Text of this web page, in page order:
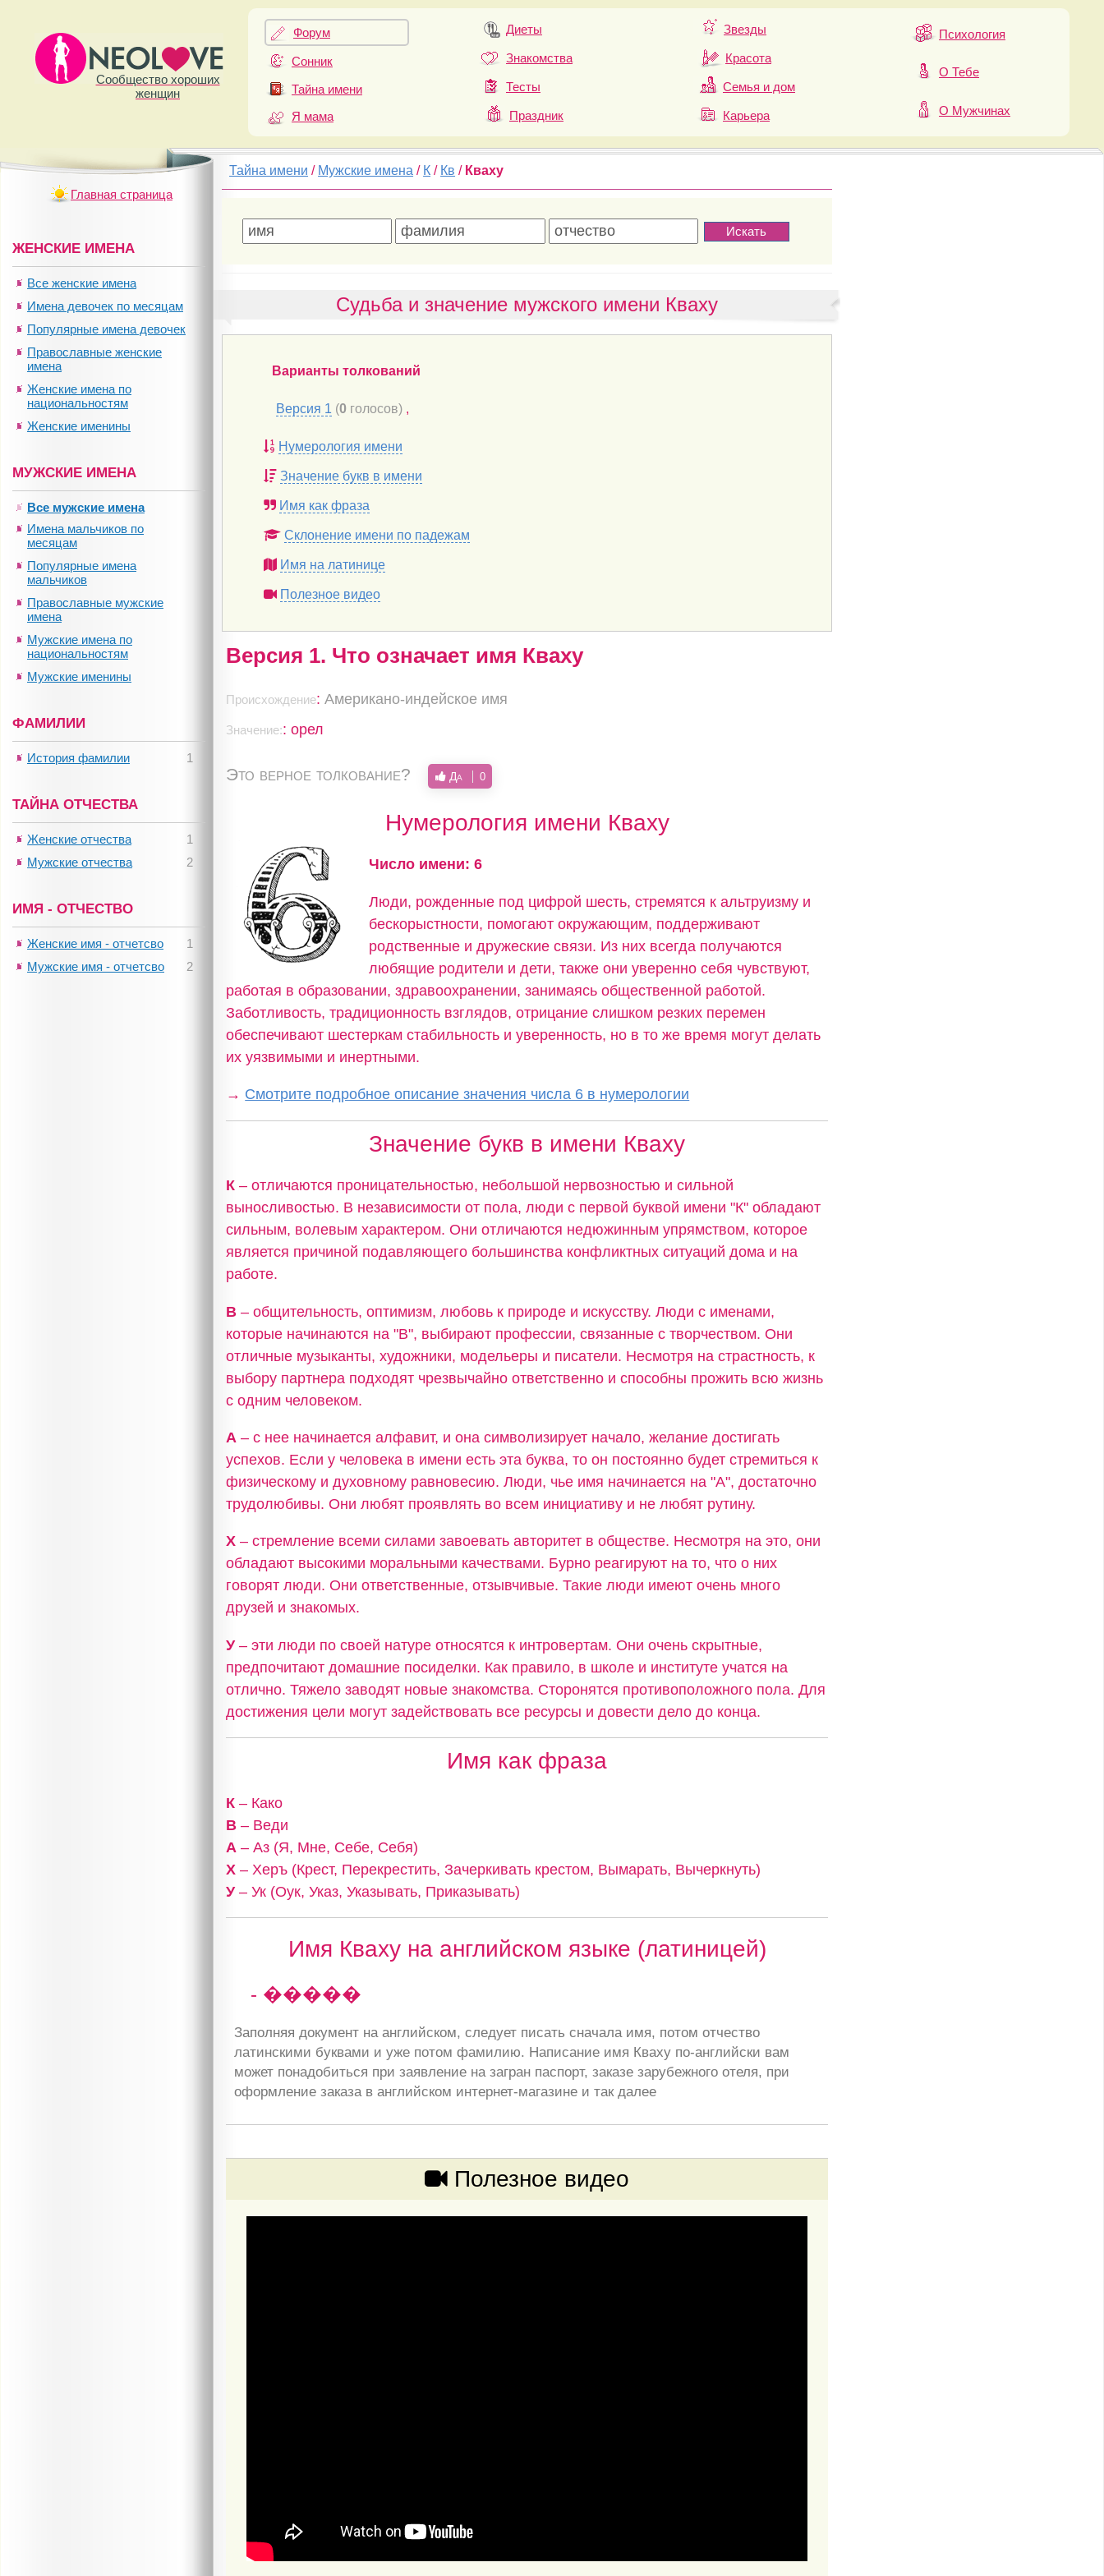
Сообщество хороших
женщин
Форум
Сонник
Тайна имени
Я мама
Диеты
Знакомства
Тесты
Праздник
Звезды
Красота
Семья и дом
Карьера
Психология
О Тебе
О Мужчинах
Тайна имени / Мужские имена / К / Кв / Кваху
Судьба и значение мужского имени Кваху
Варианты толкований
Версия 1 (0 голосов) ,
Нумерология имени
Значение букв в имени
Имя как фраза
Склонение имени по падежам
Имя на латинице
Полезное видео
Версия 1. Что означает имя Кваху
Происхождение:Американо-индейское имя
Значение:: орел
Это верное толкование? Да 0
Нумерология имени Кваху
Число имени: 6
Люди, рожденные под цифрой шесть, стремятся к альтруизму и
бескорыстности, помогают окружающим, поддерживают
родственные и дружеские связи. Из них всегда получаются
любящие родители и дети, также они уверенно себя чувствуют,
работая в образовании, здравоохранении, занимаясь общественной работой.
Заботливость, традиционность взглядов, отрицание слишком резких перемен
обеспечивают шестеркам стабильность и уверенность, но в то же время могут делать
их уязвимыми и инертными.
→ Смотрите подробное описание значения числа 6 в нумерологии
Значение букв в имени Кваху
К – отличаются проницательностью, небольшой нервозностью и сильной
выносливостью. В независимости от пола, люди с первой буквой имени "К" обладают
сильным, волевым характером. Они отличаются недюжинным упрямством, которое
является причиной подавляющего большинства конфликтных ситуаций дома и на
работе.
В – общительность, оптимизм, любовь к природе и искусству. Люди с именами,
которые начинаются на "В", выбирают профессии, связанные с творчеством. Они
отличные музыканты, художники, модельеры и писатели. Несмотря на страстность, к
выбору партнера подходят чрезвычайно ответственно и способны прожить всю жизнь
с одним человеком.
А – с нее начинается алфавит, и она символизирует начало, желание достигать
успехов. Если у человека в имени есть эта буква, то он постоянно будет стремиться к
физическому и духовному равновесию. Люди, чье имя начинается на "А", достаточно
трудолюбивы. Они любят проявлять во всем инициативу и не любят рутину.
Х – стремление всеми силами завоевать авторитет в обществе. Несмотря на это, они
обладают высокими моральными качествами. Бурно реагируют на то, что о них
говорят люди. Они ответственные, отзывчивые. Такие люди имеют очень много
друзей и знакомых.
У– эти люди по своей натуре относятся к интровертам. Они очень скрытные,
предпочитают домашние посиделки. Как правило, в школе и институте учатся на
отлично. Тяжело заводят новые знакомства. Сторонятся противоположного пола. Для
достижения цели могут задействовать все ресурсы и довести дело до конца.
Имя как фраза
К – Како
В – Веди
А – Аз (Я, Мне, Себе, Себя)
Х – Херъ (Крест, Перекрестить, Зачеркивать крестом, Вымарать, Вычеркнуть)
У– Ук (Оук, Указ, Указывать, Приказывать)
Имя Кваху на английском языке (латиницей)
- �����
Заполняя документ на английском, следует писать сначала имя, потом отчество
латинскими буквами и уже потом фамилию. Написание имя Кваху по-английски вам
может понадобиться при заявление на загран паспорт, заказе зарубежного отеля, при
оформление заказа в английском интернет-магазине и так далее
Полезное видео
Главная страница
ЖЕНСКИЕ ИМЕНА
Все женские имена
Имена девочек по месяцам
Популярные имена девочек
Православные женские
имена
Женские имена по
национальностям
Женские именины
МУЖСКИЕ ИМЕНА
Все мужские имена
Имена мальчиков по
месяцам
Популярные имена
мальчиков
Православные мужские
имена
Мужские имена по
национальностям
Мужские именины
ФАМИЛИИ
1
История фамилии
ТАЙНА ОТЧЕСТВА
1
Женские отчества
2
Мужские отчества
ИМЯ - ОТЧЕСТВО
1
Женские имя - отчетсво
2
Мужские имя - отчетсво